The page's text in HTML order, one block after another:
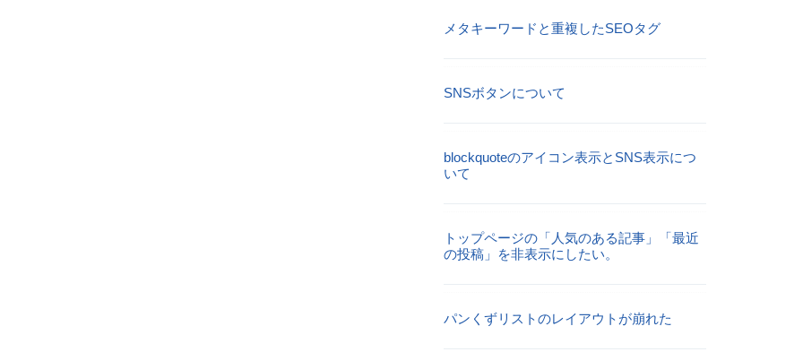
メタキーワードと重複したSEOタグ
SNSボタンについて
blockquoteのアイコン表示とSNS表示につ
いて
トップページの「人気のある記事」「最近
の投稿」を非表示にしたい。
パンくずリストのレイアウトが崩れた